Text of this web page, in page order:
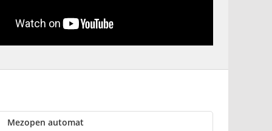
Mezopen automat